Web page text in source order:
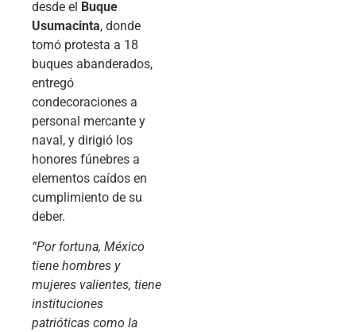
desde el Buque
Usumacinta, donde
tomó protesta a 18
buques abanderados,
entregó
condecoraciones a
personal mercante y
naval, y dirigió los
honores fúnebres a
elementos caídos en
cumplimiento de su
deber.
“Por fortuna, México
tiene hombres y
mujeres valientes, tiene
instituciones
patrióticas como la